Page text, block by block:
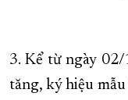
3. Kể từ ngày
tăng, ký hiệu